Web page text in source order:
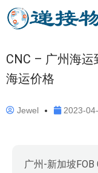
CNC – 广州海
海运价格
Jewel 2023-
广州-新加坡FOB